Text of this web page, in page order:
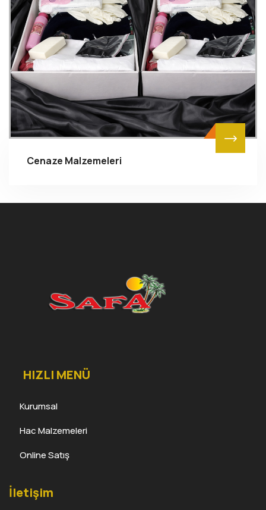
Cenaze Malzemeleri
HIZLI MENÜ
Kurumsal
Hac Malzemeleri
Online Satış
İletişim